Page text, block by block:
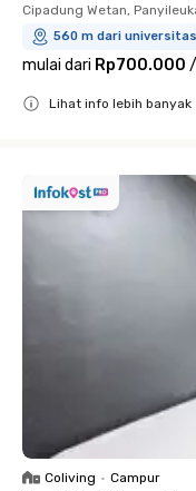
Cipadung Wetan,
560 m dari
mulai dari Rp700.000 /
Lihat info lebih banyak
Coliving • Campur